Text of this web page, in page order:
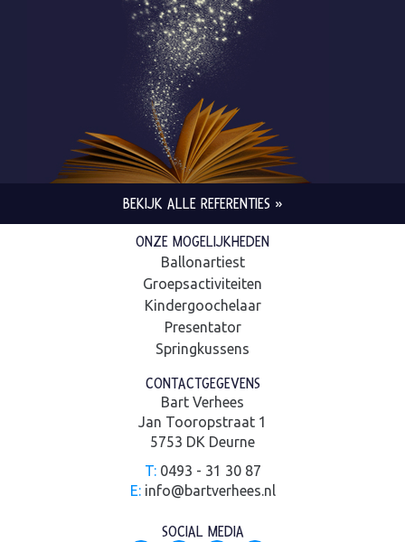
BEKIJK ALLE REFERENTIES »
ONZE MOGELIJKHEDEN
Ballonartiest
Groepsactiviteiten
Kindergoochelaar
Presentator
Springkussens
CONTACTGEGEVENS
Bart Verhees
Jan Tooropstraat 1
5753 DK Deurne
T:0493 - 31 30 87
E: info@bartverhees.nl
SOCIAL MEDIA